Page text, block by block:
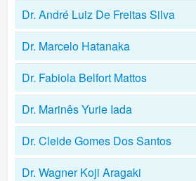
Dr. André Luiz De Freitas Silva
Dr. Marcelo Hatanaka
Dr. Fabiola Belfort Mattos
Dr. Marinês Yurie Iada
Dr. Cleide Gomes Dos Santos
Dr. Wagner Koji Aragaki